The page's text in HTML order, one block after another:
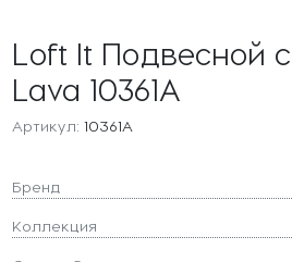
Loft It Подвесной
Lava 10361A
Артикул: 10361A
Бренд
Коллекция